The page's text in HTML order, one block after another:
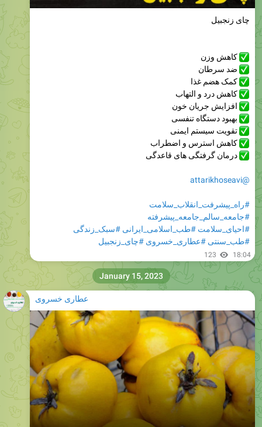
چای زنجبیل
کاهش وزن
ضد سرطان
کمک هضم غذا
کاهش درد و التهاب
افزایش جریان خون
بهبود دستگاه تنفسی
تقویت سیستم ایمنی
کاهش استرس و اضطراب
درمان گرفتگی های قاعدگی
@attarikhoseavi
#راه_پیشرفت_انقلاب_سلامت
#جامعه_سالم_جامعه_پیشرفته
#احیای_سلامت #طب_اسلامی_ایرانی #سبک_زندگی
#طب_سنتی #عطاری_خسروی #چای_زنجبیل
123 18:04
عطاری خسروی
January 15, 2023